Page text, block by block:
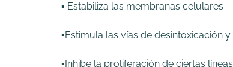
▪️ Estabiliza las membranas celulares
▪️Estimula las vías de desintoxicación
▪️Inhibe la proliferación de ciertas